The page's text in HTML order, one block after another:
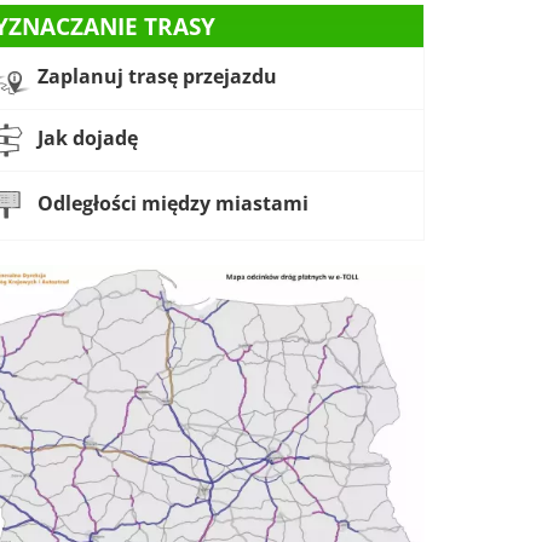
TRASY
Zaplanuj trasę przejazdu
Jak dojadę
Odległości między miastami